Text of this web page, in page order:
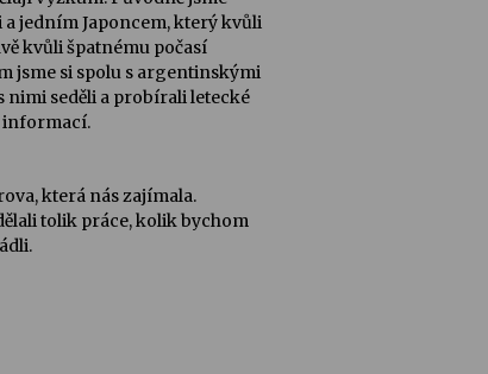
jedním Japoncem, který kvůli
kvůli špatnému počasí
jsme si spolu s argentinskými
seděli a probírali letecké
informací.
která nás zajímala.
tolik práce, kolik bychom